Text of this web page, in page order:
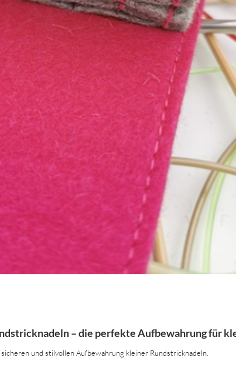
– die perfekte Aufbewahrung für
und stilvollen Aufbewahrung kleiner Rundstricknadeln.